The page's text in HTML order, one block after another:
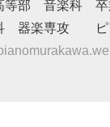
等部 音楽科 卒
器楽専攻 ピ